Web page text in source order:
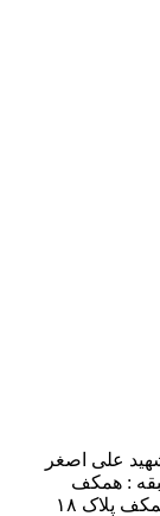
علی اصغر
پلاک ۱۸